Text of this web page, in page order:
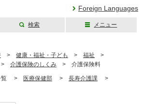
Foreign Languages
検索 メニュー
> 健康・福祉・子ども > 福祉 >
介護保険のしくみ > 介護保険料
覧 > 医療保健部 > 長寿介護課 >